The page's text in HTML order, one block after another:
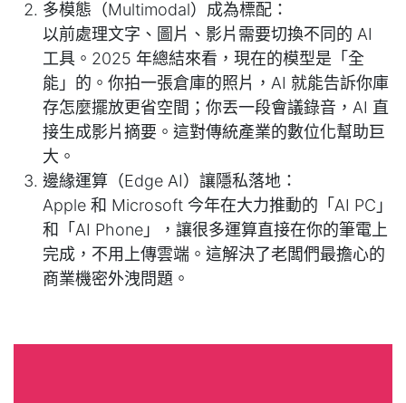
多模態（Multimodal）成為標配：
以前處理文字、圖片、影片需要切換不同的 AI
工具。2025 年總結來看，現在的模型是「全
能」的。你拍一張倉庫的照片，AI 就能告訴你庫
存怎麼擺放更省空間；你丟一段會議錄音，AI 直
接生成影片摘要。這對傳統產業的數位化幫助巨
大。
邊緣運算（Edge AI）讓隱私落地：
Apple 和 Microsoft 今年在大力推動的「AI PC」
和「AI Phone」，讓很多運算直接在你的筆電上
完成，不用上傳雲端。這解決了老闆們最擔心的
商業機密外洩問題。